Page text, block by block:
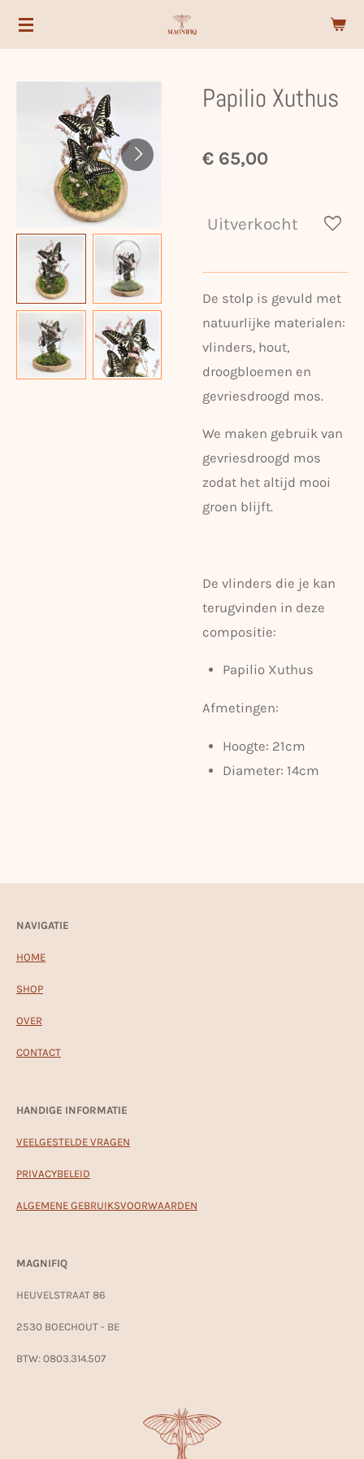
Ga
hoofdinhoud
Papilio Xuthus
€ 65,00
Uitverkocht
De stolp is gevuld met
natuurlijke materialen:
vlinders, hout,
droogbloemen en
gevriesdroogd mos.
We maken gebruik van
gevriesdroogd mos
zodat het altijd mooi
groen blijft.
De vlinders die je kan
terugvinden in deze
compositie:
Papilio Xuthus
Afmetingen:
Hoogte: 21cm
Diameter: 14cm
NAVIGATIE
HOME
SHOP
OVER
CONTACT
HANDIGE INFORMATIE
VEELGESTELDE VRAGEN
PRIVACYBELEID
ALGEMENE GEBRUIKSVOORWAARDEN
MAGNIFIQ
HEUVELSTRAAT 86
2530 BOECHOUT - BE
BTW: 0803.314.507